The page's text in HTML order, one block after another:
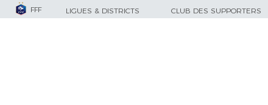
FFF LIGUES & DISTRICTS CLUB DES SUPPORTERS